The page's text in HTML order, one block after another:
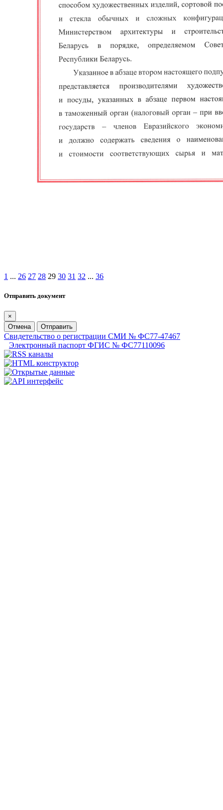
1 ... 26 27 28 29 30 31 32 ... 36
Отправить документ
×
Отмена
Отправить
Свидетельство о регистрации СМИ № ФС77-47467
Электронный паспорт ФГИС № ФС77110096